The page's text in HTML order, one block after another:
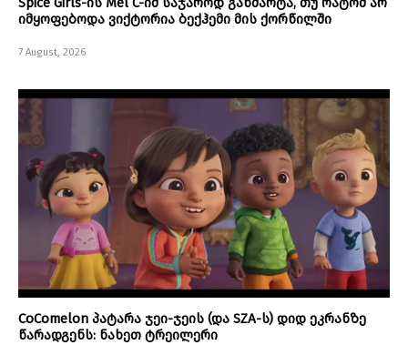
იმყოფებოდა ვიქტორია ბექჰემი მის ქორწილში
7 August, 2026
CoComelon პატარა ჯეი-ჯეის (და SZA-ს) დიდ ეკრანზე
წარადგენს: ნახეთ ტრეილერი